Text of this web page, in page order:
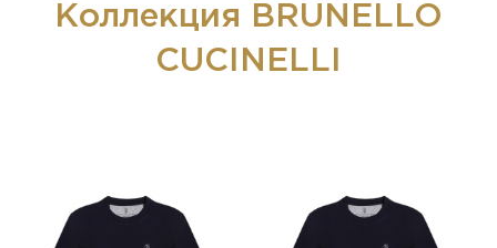
Коллекция BRUNELLO
CUCINELLI